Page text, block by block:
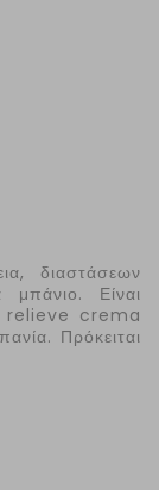
διαστάσεων
μπάνιο. Είναι
relieve crema
Πρόκειται